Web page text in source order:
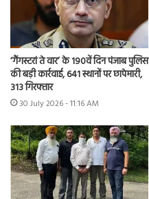
‘गैंगस्टरां ते वार’ के 190वें दिन पंजाब पुलिस
की बड़ी कार्रवाई, 641 स्थानों पर छापेमारी,
313 गिरफ्तार
30 July 2026 - 11:16 AM